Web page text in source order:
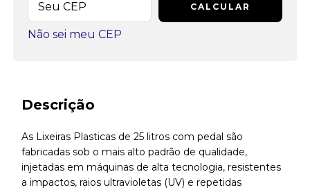
CALCULAR
Não sei meu CEP
Descrição
As Lixeiras Plasticas de 25 litros com pedal são
fabricadas sob o mais alto padrão de qualidade,
injetadas em máquinas de alta tecnologia, resistentes
a impactos, raios ultravioletas (UV) e repetidas